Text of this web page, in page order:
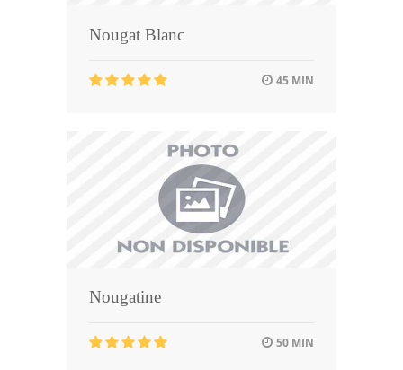
Nougat Blanc
45 MIN
Nougatine
50 MIN